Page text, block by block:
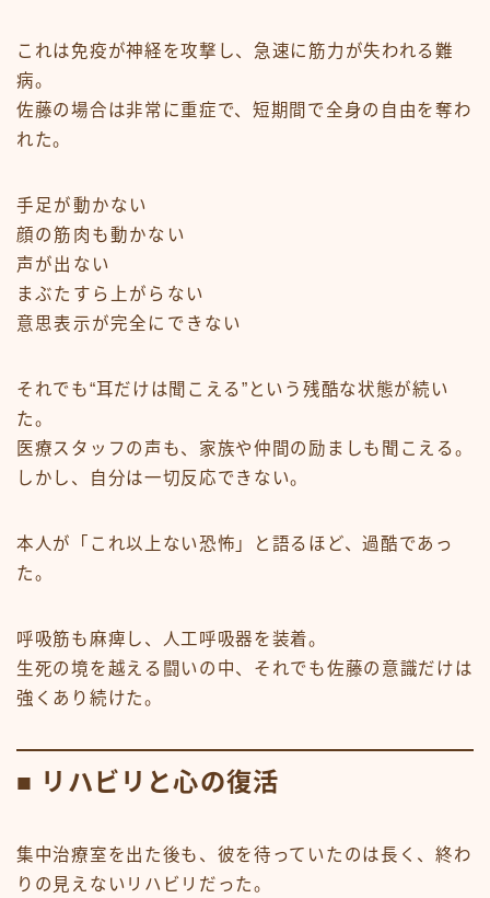
これは免疫が神経を攻撃し、急速に筋力が失われる難
病。
佐藤の場合は非常に重症で、短期間で全身の自由を奪わ
れた。
手足が動かない
顔の筋肉も動かない
声が出ない
まぶたすら上がらない
意思表示が完全にできない
それでも“耳だけは聞こえる”という残酷な状態が続い
た。
医療スタッフの声も、家族や仲間の励ましも聞こえる。
しかし、自分は一切反応できない。
本人が「これ以上ない恐怖」と語るほど、過酷であっ
た。
呼吸筋も麻痺し、人工呼吸器を装着。
生死の境を越える闘いの中、それでも佐藤の意識だけは
強くあり続けた。
■ リハビリと心の復活
集中治療室を出た後も、彼を待っていたのは長く、終わ
りの見えないリハビリだった。